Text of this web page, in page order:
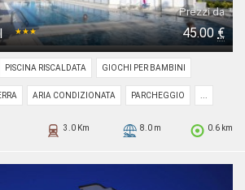
★★★
Prezzi da
45.00€
PISCINA RISCALDATA GIOCHI PER BAMBINI
ARIA CONDIZIONATA PARCHEGGIO
0.6 km
8.0 m
3.0 Km